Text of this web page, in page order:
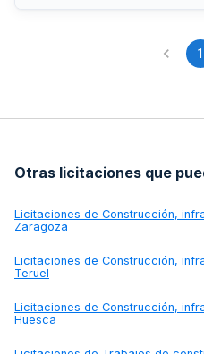
1
Otras licitaciones que
Licitaciones de Construcción,
Zaragoza
Licitaciones de Construcción,
Teruel
Licitaciones de Construcción,
Huesca